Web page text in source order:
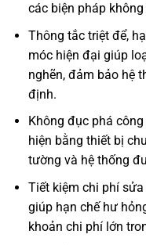
các biện pháp
Thông tắc triệt để,
móc hiện đại giúp
nghẽn, đảm bảo hệ
định.
Không đục phá
hiện bằng thiết bị
tường và hệ thống
Tiết kiệm chi phí
giúp hạn chế hư
khoản chi phí lớn